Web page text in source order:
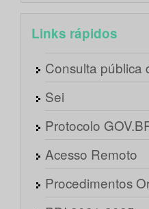
Links rápidos
Consulta pública
Sei
Protocolo
Acesso Remoto
Procedimentos